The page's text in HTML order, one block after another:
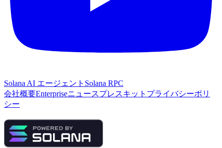
Solana AI エージェント Solana RPC
会社概要Enterpriseニュースプレスキット プライバシーポリ
シー